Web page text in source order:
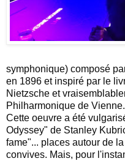
symphonique) composé
en 1896 et inspiré par le
Nietzsche et
Philharmonique de Vienne.
Cette oeuvre a été
Odyssey" de Stanley
fame"... places autour de
convives. Mais, pour